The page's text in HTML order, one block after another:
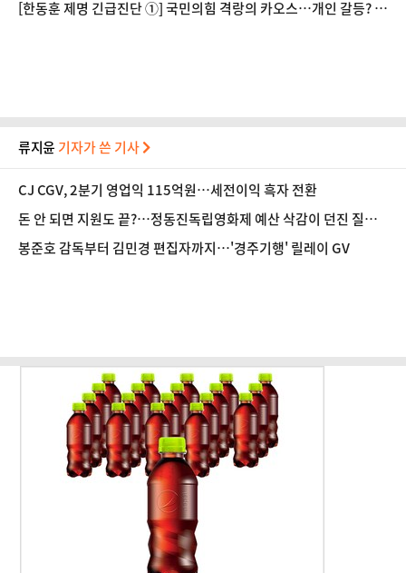
[한동훈 제명 긴급진단 ①] 국민의힘 격랑의 카오스…개인 갈등? 집
류지윤 기자가 쓴 기사
CJ CGV, 2분기 영업익 115억원…세전이익 흑자 전환
돈 안 되면 지원도 끝?…정동진독립영화제 예산 삭감이 던진 질문
[초점]
봉준호 감독부터 김민경 편집자까지…'경주기행' 릴레이 GV